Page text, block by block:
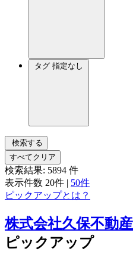
タグ 指定なし
検索する
すべてクリア
検索結果: 5894 件
表示件数 20件 | 50件
ピックアップとは？
株式会社久保不動
ピックアップ